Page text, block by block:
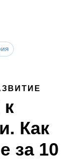
Как
за 10